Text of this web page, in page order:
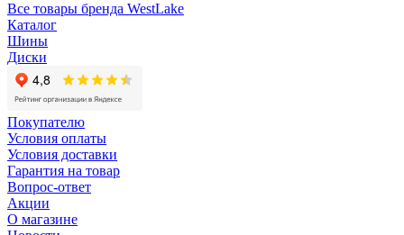
Все товары бренда WestLake
Каталог
Шины
Диски
Покупателю
Условия оплаты
Условия доставки
Гарантия на товар
Вопрос-ответ
Акции
О магазине